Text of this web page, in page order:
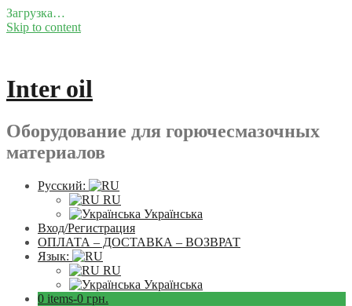
Загрузка…
Skip to content
Inter oil
Оборудование для горючесмазочных
материалов
Русский:
RU
Українська
Вход/Регистрация
ОПЛАТА – ДОСТАВКА – ВОЗВРАТ
Язык:
RU
Українська
0 items-0 грн.